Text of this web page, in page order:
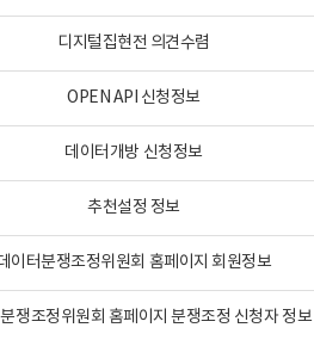
디지털집현전 의견수렴
OPEN API 신청정보
데이터개방 신청정보
추천설정 정보
이터분쟁조정위원회 홈페이지 회원정보
쟁조정위원회 홈페이지 분쟁조정 신청자 정보